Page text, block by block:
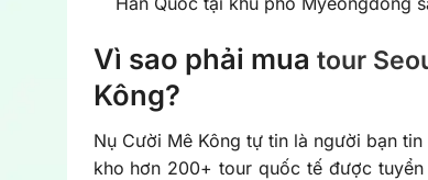
Vì sao phải mua tour
Kông?
Nụ Cười Mê Kông tự tin là người bạn
kho hơn 200+ tour quốc tế được